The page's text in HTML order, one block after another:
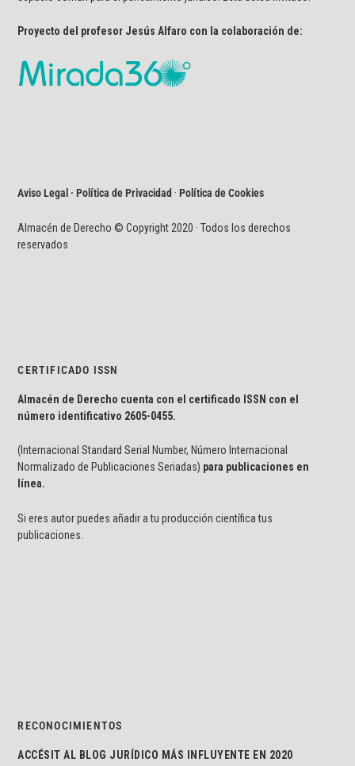
Proyecto del profesor Jesús Alfaro con la colaboración de:
Aviso Legal · Política de Privacidad ·Política de Cookies
Almacén de Derecho © Copyright 2020 · Todos los derechos
reservados
CERTIFICADO ISSN
Almacén de Derecho cuenta con el certificado ISSN con el
número identificativo 2605-0455.
(Internacional Standard Serial Number, Número Internacional
Normalizado de Publicaciones Seriadas) para publicaciones en
línea.
Si eres autor puedes añadir a tu producción científica tus
publicaciones.
RECONOCIMIENTOS
ACCÉSIT AL BLOG JURÍDICO MÁS INFLUYENTE EN 2020